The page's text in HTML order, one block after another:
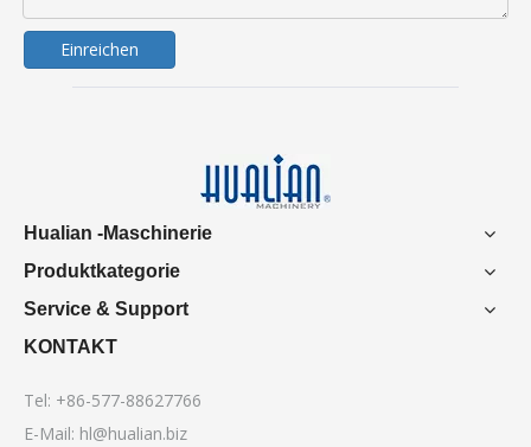
Einreichen
Hualian -Maschinerie
Produktkategorie
Service & Support
KONTAKT
Tel: +86-577-88627766
E-Mail: hl@hualian.biz